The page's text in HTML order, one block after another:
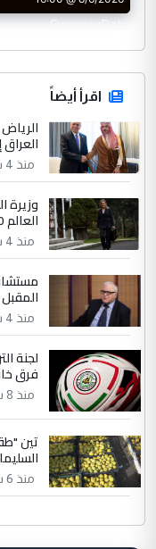
CurrencyRate
اقرأ أيضاً
منذ 4 ساعة
وزيرة
العالم 2030 في إسبانيا
منذ 4 ساعة
المقبل
منذ 4 ساعة
فرق
منذ 8 ساعة
تين
منذ 6 ساعة